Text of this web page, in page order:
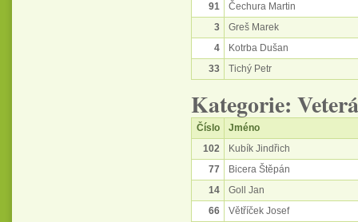
91
Čechura Martin
3
Greš Marek
4
Kotrba Dušan
33
Tichý Petr
Kategorie:
Číslo
Jméno
102
Kubík Jindřich
77
Bicera Štěpán
14
Goll Jan
66
Větříček Josef